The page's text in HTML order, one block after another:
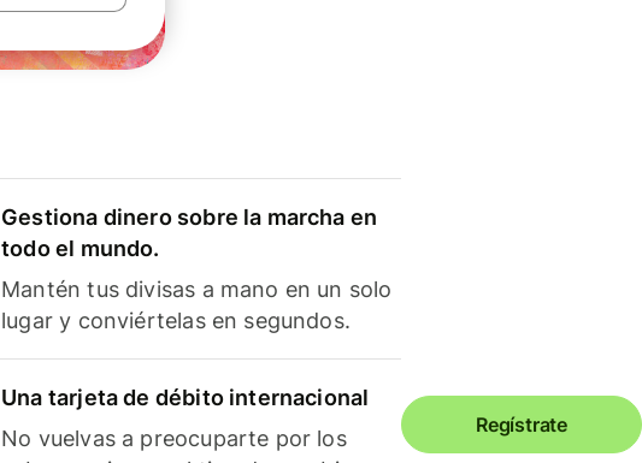
Gestiona dinero sobre la marcha en
todo el mundo.
Mantén tus divisas a mano en un solo
lugar y conviértelas en segundos.
Una tarjeta de débito internacional
No vuelvas a preocuparte por los
Regístrate